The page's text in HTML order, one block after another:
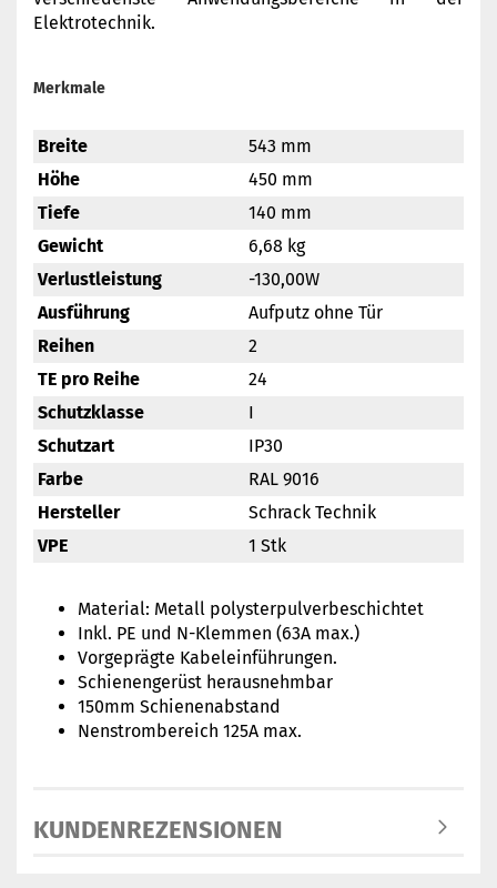
Elektrotechnik.
Merkmale
Breite
543 mm
Höhe
450 mm
Tiefe
140 mm
Gewicht
6,68 kg
Verlustleistung
-130,00W
Ausführung
Aufputz ohne Tür
Reihen
2
TE pro Reihe
24
Schutzklasse
I
Schutzart
IP30
Farbe
RAL 9016
Hersteller
Schrack Technik
VPE
1 Stk
Material: Metall polysterpulverbeschichtet
Inkl. PE und N-Klemmen (63A max.)
Vorgeprägte Kabeleinführungen.
Schienengerüst herausnehmbar
150mm Schienenabstand
Nenstrombereich 125A max.
KUNDENREZENSIONEN